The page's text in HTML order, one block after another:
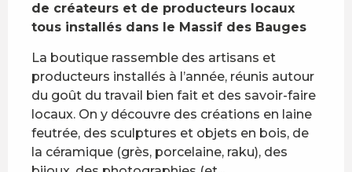
de créateurs et de producteurs locaux
tous installés dans le Massif des Bauges
La boutique rassemble des artisans et
producteurs installés à l’année, réunis autour
du goût du travail bien fait et des savoir-faire
locaux. On y découvre des créations en laine
feutrée, des sculptures et objets en bois, de
la céramique (grès, porcelaine, raku), des